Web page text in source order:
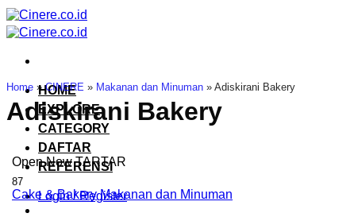
Skip
to
content
HOME
EXPLORE
CATEGORY
DAFTAR
REFERENSI
Login / Register
Home »CINERE » Makanan dan Minuman » Adiskirani Bakery
Adiskirani Bakery
Open Now TARTAR
87
Cake & Bakery Makanan dan Minuman